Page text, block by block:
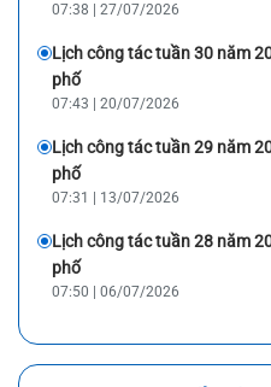
07:38 | 27/07/2026
Lịch công tác tuần 30 năm
phố
07:43 | 20/07/2026
Lịch công tác tuần 29 năm
phố
07:31 | 13/07/2026
Lịch công tác tuần 28 năm
phố
07:50 | 06/07/2026